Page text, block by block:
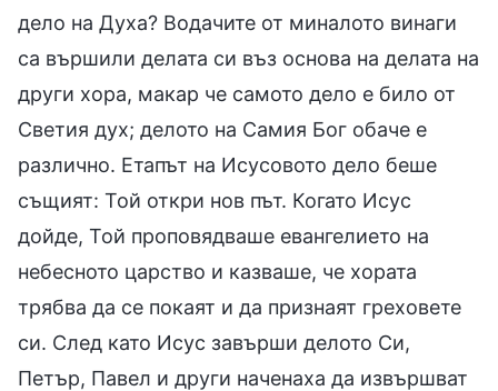
дело на Духа? Водачите от миналото винаги
са вършили делата си въз основа на делата на
други хора, макар че самото дело е било от
Светия дух; делото на Самия Бог обаче е
различно. Етапът на Исусовото дело беше
същият: Той откри нов път. Когато Исус
дойде, Той проповядваше евангелието на
небесното царство и казваше, че хората
трябва да се покаят и да признаят греховете
си. След като Исус завърши делото Си,
Петър, Павел и други наченаха да извършват